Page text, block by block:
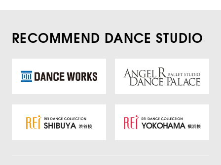
RECOMMEND DANCE STUDIO